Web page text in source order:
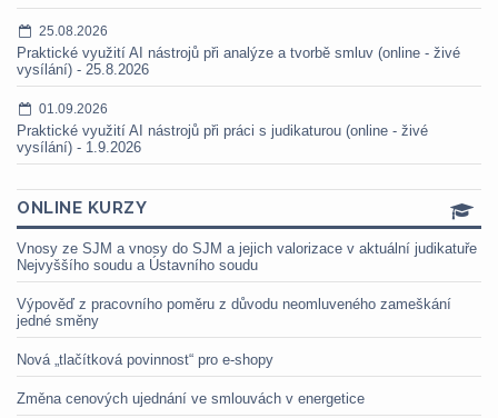
25.08.2026
Praktické využití AI nástrojů při analýze a tvorbě smluv (online - živé
vysílání) - 25.8.2026
01.09.2026
Praktické využití AI nástrojů při práci s judikaturou (online - živé
vysílání) - 1.9.2026
ONLINE KURZY
Vnosy ze SJM a vnosy do SJM a jejich valorizace v aktuální judikatuře
Nejvyššího soudu a Ústavního soudu
Výpověď z pracovního poměru z důvodu neomluveného zameškání
jedné směny
Nová „tlačítková povinnost“ pro e-shopy
Změna cenových ujednání ve smlouvách v energetice